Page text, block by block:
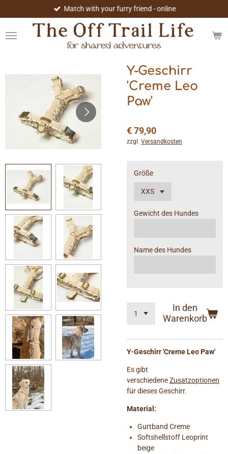
Hauptinhalt
springen
Match with your furry friend - online
Y-Geschirr
'Creme Leo
Paw'
€ 79,90
zzgl. Versandkosten
Größe
Gewicht des Hundes
Name des Hundes
In den
Warenkorb
Y-Geschirr 'Creme Leo Paw'
Es gibt
verschiedeneZusatzoptionen
für dieses Geschirr.
Material:
Gurtband Creme
Softshellstoff Leoprint
beige